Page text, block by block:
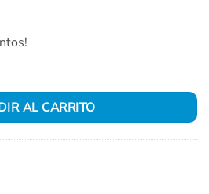
cantidad
AL CARRITO